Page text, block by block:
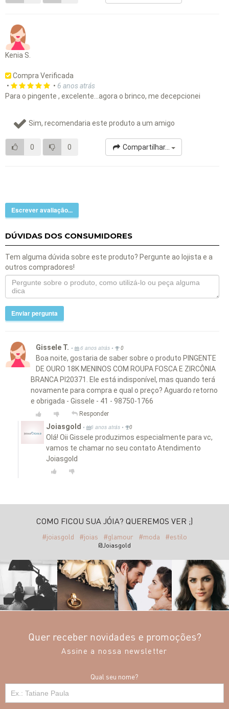
Kenia S.
Compra Verificada
•
• 6 anos atrás
Para o pingente , excelente...agora o brinco, me decepcionei
Sim, recomendaria este produto a um amigo
0 0 Compartilhar...
Escrever avaliação...
DÚVIDAS DOS CONSUMIDORES
Tem alguma dúvida sobre este produto? Pergunte ao lojista e a
outros compradores!
Enviar pergunta
Gissele T. • 6 anos atrás • 0
Boa noite, gostaria de saber sobre o produto PINGENTE
DE OURO 18K MENINOS COM ROUPA FOSCA E ZIRCÔNIA
BRANCA PI20371. Ele está indisponível, mas quando terá
novamente para compra e qual o preço? Aguardo retorno
e obrigada - Gissele - 41 - 98750-1766
Responder
Joiasgold • 6 anos atrás • 0
Olá! Oii Gissele produzimos especialmente para vc,
vamos te chamar no seu contato Atendimento
Joiasgold
COMO FICOU SUA JÓIA? QUEREMOS VER ;)
#joiasgold #joias #glamour #moda #estilo
@Joiasgold
Quer receber novidades e promoções?
Assine a nossa newsletter
Qual seu nome?